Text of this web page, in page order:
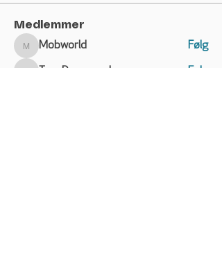
Medlemmer
Mobworld
Mobworld Følg
Tom Damgaard Følg